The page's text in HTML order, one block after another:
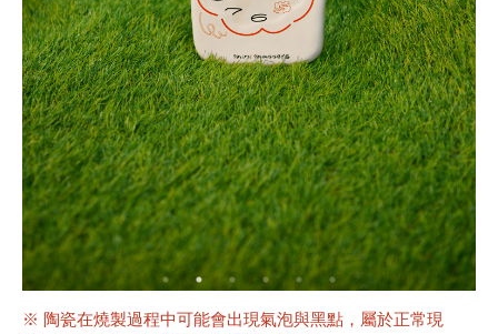
※ 陶瓷在燒製過程中可能會出現氣泡與黑點，屬於正常現